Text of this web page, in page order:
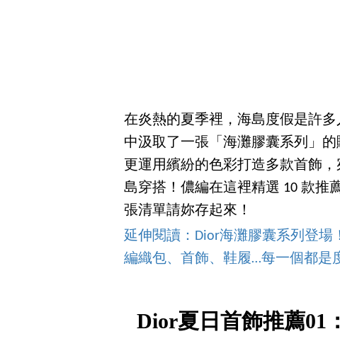
在炎熱的夏季裡，海島度假是許多
中汲取了一張「海灘膠囊系列」
更運用繽紛的色彩打造多款首飾
島穿搭！儂編在這裡精選 10 款推
張清單請妳存起來！
延伸閱讀：Dior海灘膠囊系列登場
編織包、首飾、鞋履…每一個都是
Dior夏日首飾推薦01